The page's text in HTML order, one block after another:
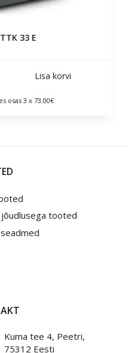
33 E
Lisa korvi
osas 3 x 73.00€
tooted
Kuma tee 4, Peetri,
75312 Eesti